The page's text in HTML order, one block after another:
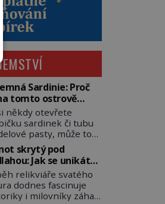
Sardinie: Proč
tomto ostrově
pytlovat
brambory“?
někdy otevřete
sardinek či tubu
pasty, může to
lehké pozvání na
do srdce
moře, na
hrdých Sardů.
jste, že to byl právě
ostrov Sardinie,
skrytý pod
Jak se unikátní
poklad dostal
Bečova?
relikviáře svatého
dodnes fascinuje
i milovníky záhad